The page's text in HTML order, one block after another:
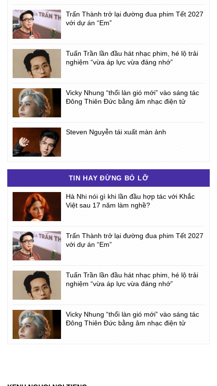
Trấn Thành trở lại đường đua phim Tết 2027
với dự án “Em”
Tuấn Trần lần đầu hát nhạc phim, hé lộ trải
nghiệm “vừa áp lực vừa đáng nhớ”
Vicky Nhung “thổi làn gió mới” vào sáng tác
Đông Thiên Đức bằng âm nhạc điện tử
Steven Nguyễn tái xuất màn ảnh
TIN HAY ĐỪNG BỎ LỠ
Hà Nhi nói gì khi lần đầu hợp tác với Khắc
Việt sau 17 năm làm nghề?
Trấn Thành trở lại đường đua phim Tết 2027
với dự án “Em”
Tuấn Trần lần đầu hát nhạc phim, hé lộ trải
nghiệm “vừa áp lực vừa đáng nhớ”
Vicky Nhung “thổi làn gió mới” vào sáng tác
Đông Thiên Đức bằng âm nhạc điện tử